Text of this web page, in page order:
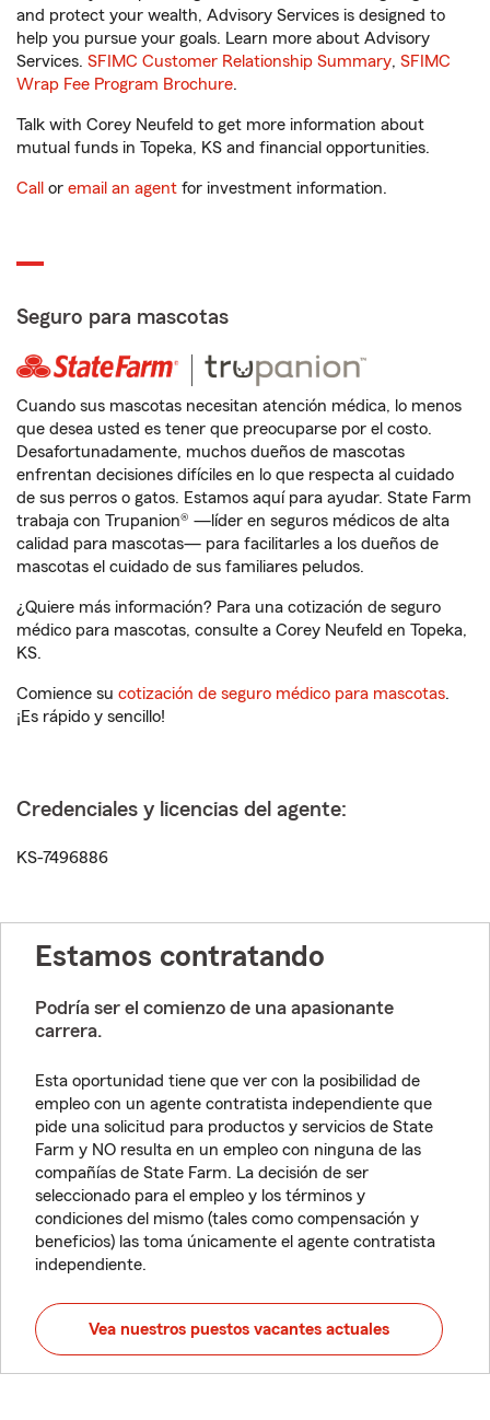
and protect your wealth, Advisory Services is designed to
help you pursue your goals. Learn more about Advisory
Services. SFIMC Customer Relationship Summary, SFIMC
Wrap Fee Program Brochure.
Talk with Corey Neufeld to get more information about
mutual funds in Topeka, KS and financial opportunities.
Call or email an agent for investment information.
Seguro para mascotas
Cuando sus mascotas necesitan atención médica, lo menos
que desea usted es tener que preocuparse por el costo.
Desafortunadamente, muchos dueños de mascotas
enfrentan decisiones difíciles en lo que respecta al cuidado
de sus perros o gatos. Estamos aquí para ayudar. State Farm
trabaja con Trupanion® —líder en seguros médicos de alta
calidad para mascotas— para facilitarles a los dueños de
mascotas el cuidado de sus familiares peludos.
¿Quiere más información? Para una cotización de seguro
médico para mascotas, consulte a Corey Neufeld en Topeka,
KS.
Comience su cotización de seguro médico para mascotas.
¡Es rápido y sencillo!
Credenciales y licencias del agente:
KS-7496886
Estamos contratando
Podría ser el comienzo de una apasionante
carrera.
Esta oportunidad tiene que ver con la posibilidad de
empleo con un agente contratista independiente que
pide una solicitud para productos y servicios de State
Farm y NO resulta en un empleo con ninguna de las
compañías de State Farm. La decisión de ser
seleccionado para el empleo y los términos y
condiciones del mismo (tales como compensación y
beneficios) las toma únicamente el agente contratista
independiente.
Vea nuestros puestos vacantes actuales